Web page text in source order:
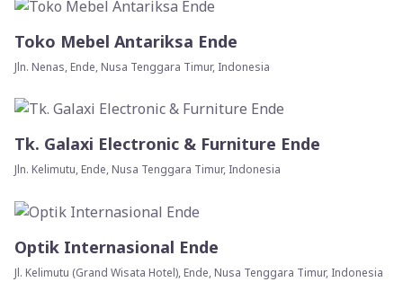
Toko Mebel Antariksa Ende
Jln. Nenas, Ende, Nusa Tenggara Timur, Indonesia
Tk. Galaxi Electronic & Furniture Ende
Jln. Kelimutu, Ende, Nusa Tenggara Timur, Indonesia
Optik Internasional Ende
Jl. Kelimutu (Grand Wisata Hotel), Ende, Nusa Tenggara Timur, Indonesia